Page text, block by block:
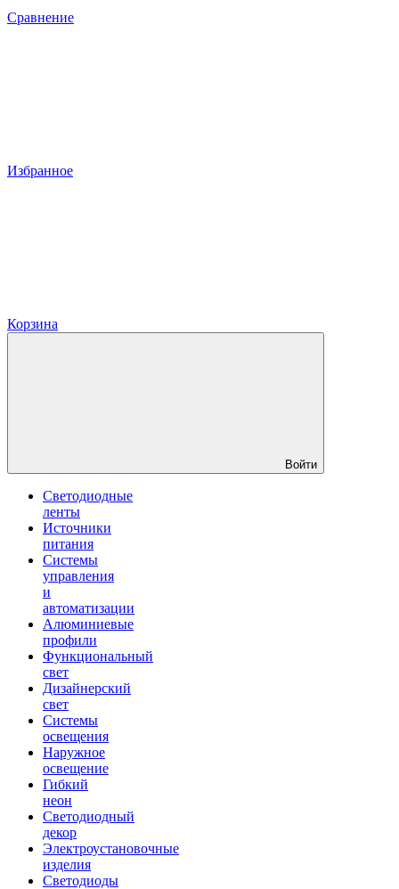
Сравнение
Избранное
Корзина
Войти
Светодиодные
ленты
Источники
питания
Системы
управления
и
автоматизации
Алюминиевые
профили
Функциональный
свет
Дизайнерский
свет
Системы
освещения
Наружное
освещение
Гибкий
неон
Светодиодный
декор
Электроустановочные
изделия
Светодиоды